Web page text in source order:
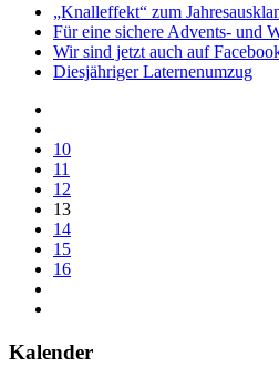
„Knalleffekt“ zum
Für eine sichere Advents- und
Wir sind jetzt auch auf
Diesjähriger Laternenumzug
10
11
12
13
14
15
16
Kalender